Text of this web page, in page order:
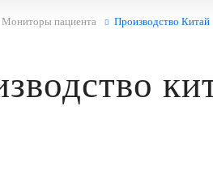
Мониторы пациента Производство Китай